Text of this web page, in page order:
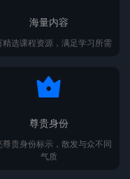
海量内容
精选课程资源，满足学习所需
尊贵身份
尊贵身份标示，散发与众不同
气质